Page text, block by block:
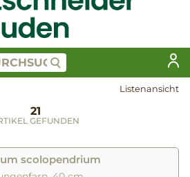
Listenansicht
21
GEFUNDEN
scolopendrium